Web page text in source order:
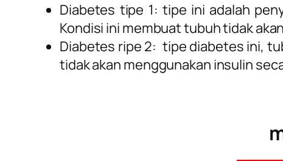
Diabetes tipe 1: tipe ini adalah
Kondisi ini membuat tubuh tidak
Diabetes ripe 2: tipe diabetes ini,
tidak akan menggunakan insulin